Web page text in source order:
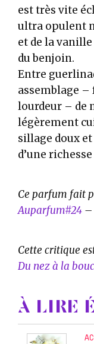
est très vite
ultra opulent
et de la
du benjoin.
Entre
assemblage
lourdeur – de
légèrement
sillage doux
d’une
Ce parfum fait
Auparfum#24 –
Cette critique
Du nez à la
À LIRE